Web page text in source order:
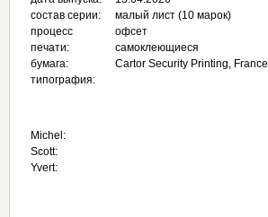
состав серии:
процесс
печати:
бумага:
типография:
малый лист (10 марок)
офсет
самоклеющиеся
Cartor Security Printing, France
Michel:
Scott:
Yvert: